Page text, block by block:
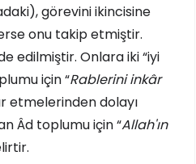
görevini ikincisine
onu takip etmiştir.
edilmiştir. Onlara iki “iyi
için “Rablerini inkâr
etmelerinden dolayı
Âd toplumu için “Allah'ın